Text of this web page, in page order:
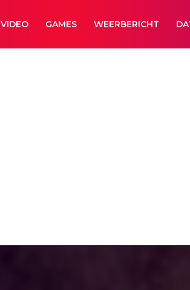
VIDEO GAMES WEERBERICHT